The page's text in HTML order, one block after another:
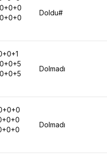
Doldu#
Dolmadı
Dolmadı